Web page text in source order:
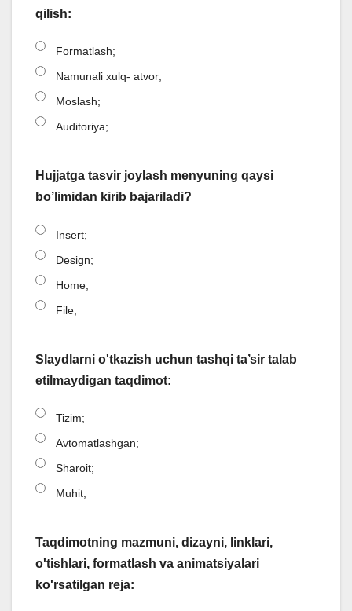
qilish:
Formatlash;
Namunali xulq- atvor;
Moslash;
Auditoriya;
Hujjatga tasvir joylash menyuning qaysi
bo’limidan kirib bajariladi?
Insert;
Design;
Home;
File;
Slaydlarni o'tkazish uchun tashqi ta’sir talab
etilmaydigan taqdimot:
Tizim;
Avtomatlashgan;
Sharoit;
Muhit;
Taqdimotning mazmuni, dizayni, linklari,
o'tishlari, formatlash va animatsiyalari
ko'rsatilgan reja: